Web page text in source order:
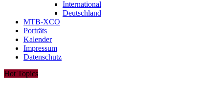
International
Deutschland
MTB-XCO
Porträts
Kalender
Impressum
Datenschutz
Hot Topics